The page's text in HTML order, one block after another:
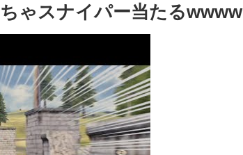
ちゃスナイパー当たるwwww